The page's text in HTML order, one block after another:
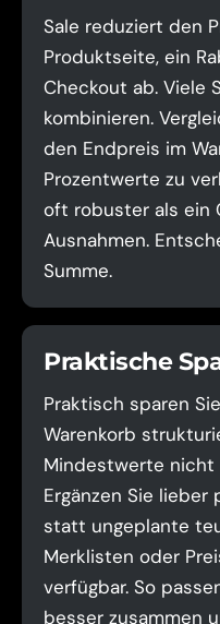
Sale reduziert den
Produktseite, ein
Checkout ab. Viele
kombinieren.
den Endpreis im
Prozentwerte zu
oft robuster als ein
Ausnahmen.
Summe.
Praktische
Praktisch sparen
Warenkorb
Mindestwerte nicht
Ergänzen Sie
statt ungeplante
Merklisten oder
verfügbar. So
besser zusammen